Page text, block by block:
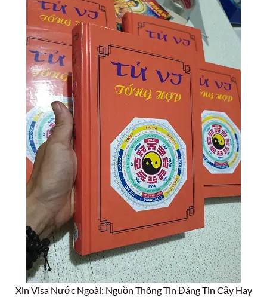
Xin Visa Nước Ngoài: Nguồn Thông Tin Đáng Tin Cậy Hay